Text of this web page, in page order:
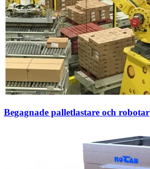
Begagnade palletlastare och robotar